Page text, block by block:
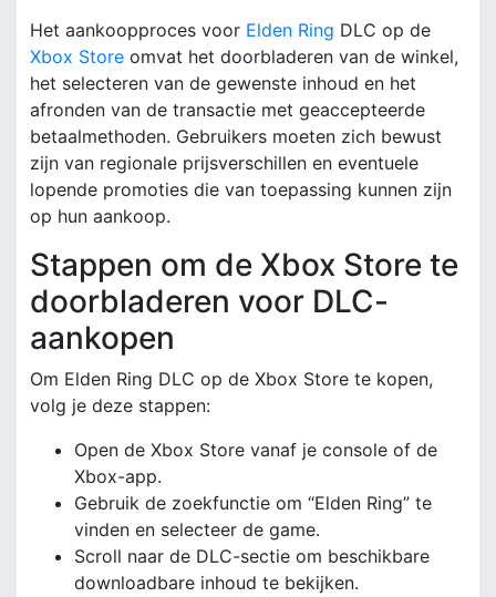
Het aankoopproces voor Elden Ring DLC op de
Xbox Store omvat het doorbladeren van de winkel,
het selecteren van de gewenste inhoud en het
afronden van de transactie met geaccepteerde
betaalmethoden. Gebruikers moeten zich bewust
zijn van regionale prijsverschillen en eventuele
lopende promoties die van toepassing kunnen zijn
op hun aankoop.
Stappen om de Xbox Store te
doorbladeren voor DLC-
aankopen
Om Elden Ring DLC op de Xbox Store te kopen,
volg je deze stappen:
Open de Xbox Store vanaf je console of de
Xbox-app.
Gebruik de zoekfunctie om “Elden Ring” te
vinden en selecteer de game.
Scroll naar de DLC-sectie om beschikbare
downloadbare inhoud te bekijken.